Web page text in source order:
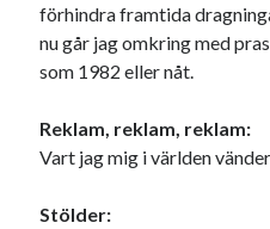
förhindra framtida
nu går jag omkring med
som 1982 eller nåt.
Reklam, reklam, reklam:
Vart jag mig i världen
Stölder: